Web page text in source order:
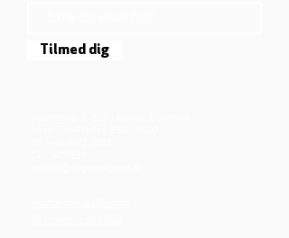
Tilmed dig